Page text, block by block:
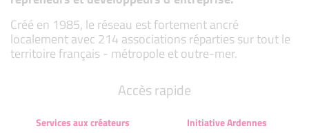
Créé en 1985, le réseau est fortement ancré
localement avec 214 associations réparties sur tout le
territoire français - métropole et outre-mer.
Accès rapide
Services aux créateurs
Initiative Ardennes